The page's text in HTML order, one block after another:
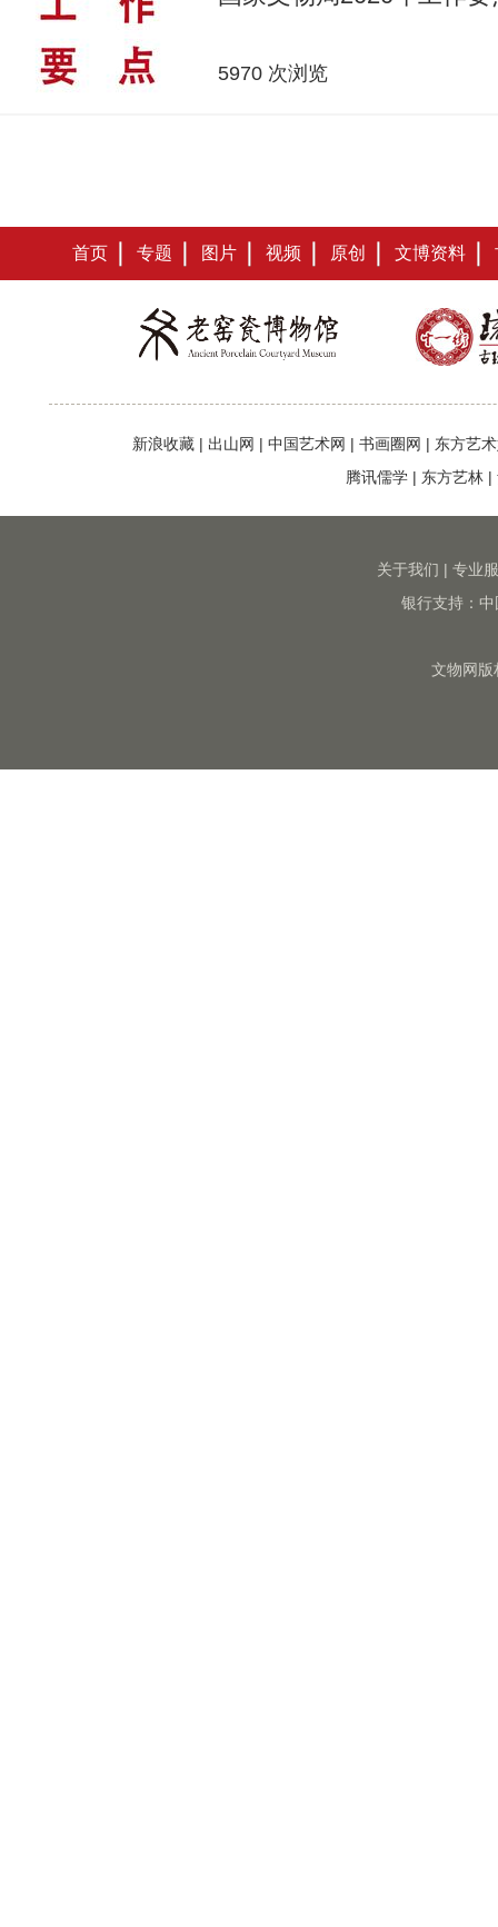
5970 次浏览
首页 专题 图片 视频 原创 文博资料
新浪收藏 | 出山网 | 中国艺术网 | 书画圈网 | 东方艺
腾讯儒学 | 东方艺林 |
关于我们 | 专业
银行支持：
文物网